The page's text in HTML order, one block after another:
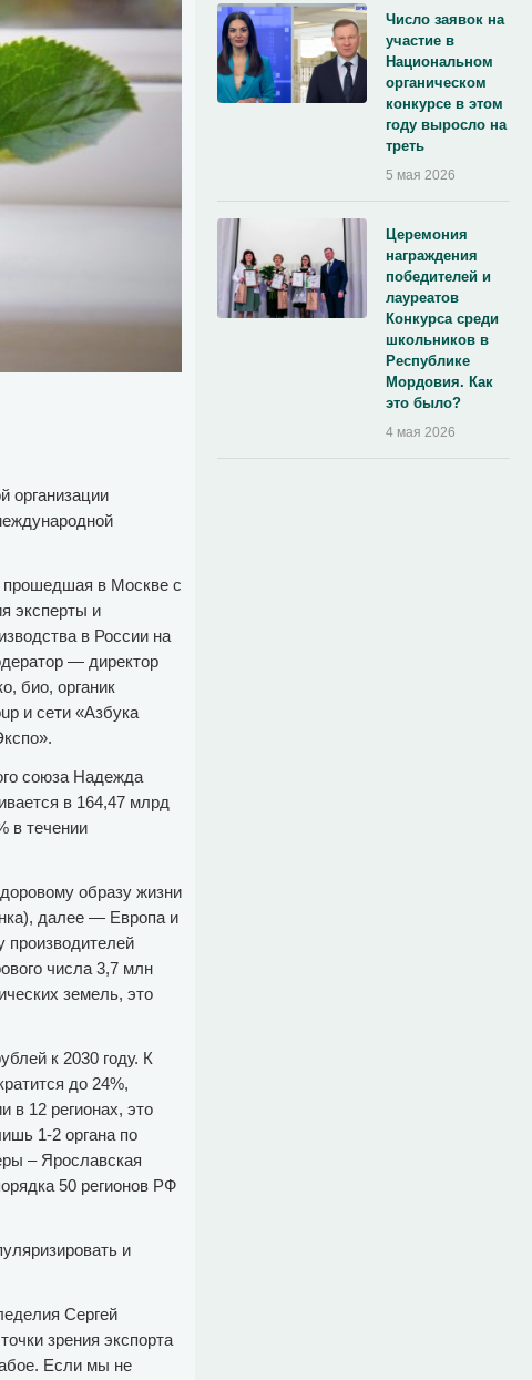
организации
прошедшая в Москве с
эксперты и
в России на
— директор
био, органик
и сети «Азбука
союза Надежда
в 164,47 млрд
в течении
образу жизни
далее — Европа и
производителей
числа 3,7 млн
земель, это
к 2030 году. К
до 24%,
в 12 регионах, это
1-2 органа по
– Ярославская
50 регионов РФ
и
Сергей
зрения экспорта
Если мы не
Число заявок на
участие в
Национальном
органическом
конкурсе в этом
году выросло на
треть
5 мая 2026
Церемония
награждения
победителей и
лауреатов
Конкурса среди
школьников в
Республике
Мордовия. Как
это было?
4 мая 2026